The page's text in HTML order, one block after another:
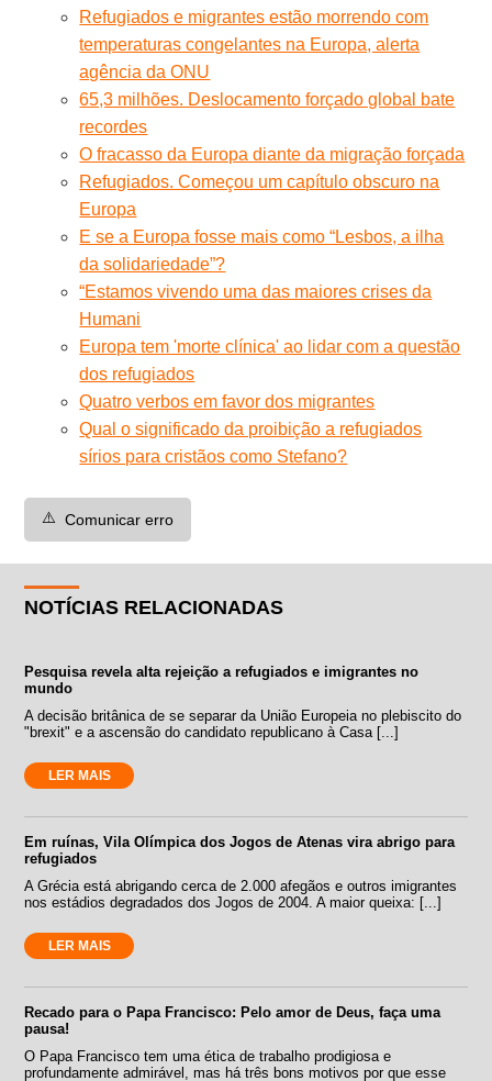
Refugiados e migrantes estão morrendo com
temperaturas congelantes na Europa, alerta
agência da ONU
65,3 milhões. Deslocamento forçado global bate
recordes
O fracasso da Europa diante da migração forçada
Refugiados. Começou um capítulo obscuro na
Europa
E se a Europa fosse mais como “Lesbos, a ilha
da solidariedade”?
“Estamos vivendo uma das maiores crises da
Humani
Europa tem 'morte clínica' ao lidar com a questão
dos refugiados
Quatro verbos em favor dos migrantes
Qual o significado da proibição a refugiados
sírios para cristãos como Stefano?
⚠️ Comunicar erro
NOTÍCIAS RELACIONADAS
Pesquisa revela alta rejeição a refugiados e imigrantes no
mundo
A decisão britânica de se separar da União Europeia no plebiscito do
"brexit" e a ascensão do candidato republicano à Casa [...]
LER MAIS
Em ruínas, Vila Olímpica dos Jogos de Atenas vira abrigo para
refugiados
A Grécia está abrigando cerca de 2.000 afegãos e outros imigrantes
nos estádios degradados dos Jogos de 2004. A maior queixa: [...]
LER MAIS
Recado para o Papa Francisco: Pelo amor de Deus, faça uma
pausa!
O Papa Francisco tem uma ética de trabalho prodigiosa e
profundamente admirável, mas há três bons motivos por que esse